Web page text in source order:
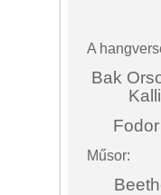
A
Bak
Műsor: